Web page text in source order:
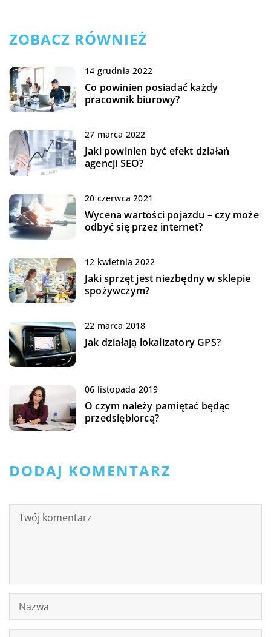
ZOBACZ RÓWNIEŻ
14 grudnia 2022
Co powinien posiadać każdy
pracownik biurowy?
27 marca 2022
Jaki powinien być efekt działań
agencji SEO?
20 czerwca 2021
Wycena wartości pojazdu – czy może
odbyć się przez internet?
12 kwietnia 2022
Jaki sprzęt jest niezbędny w sklepie
spożywczym?
22 marca 2018
Jak działają lokalizatory GPS?
06 listopada 2019
O czym należy pamiętać będąc
przedsiębiorcą?
DODAJ KOMENTARZ